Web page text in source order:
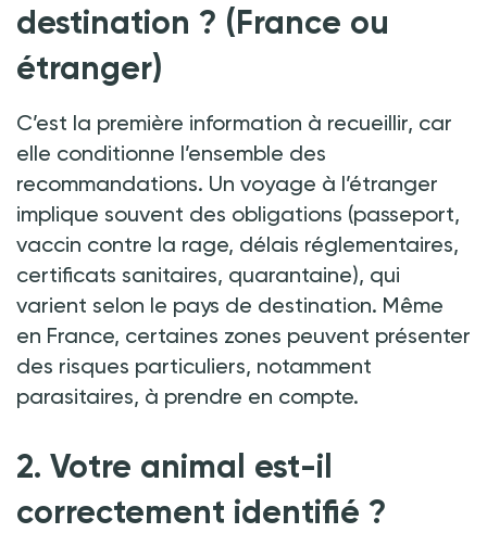
destination ? (France ou
étranger)
C’est la première information à recueillir, car
elle conditionne l’ensemble des
recommandations. Un voyage à l’étranger
implique souvent des obligations (passeport,
vaccin contre la rage, délais réglementaires,
certificats sanitaires, quarantaine), qui
varient selon le pays de destination. Même
en France, certaines zones peuvent présenter
des risques particuliers, notamment
parasitaires, à prendre en compte.
2. Votre animal est-il
correctement identifié ?